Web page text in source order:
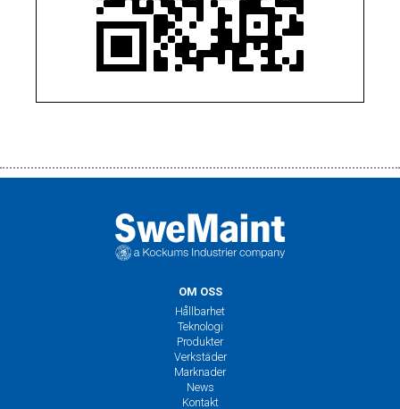
OM OSS
Hållbarhet
Teknologi
Produkter
Verkstäder
Marknader
News
Kontakt